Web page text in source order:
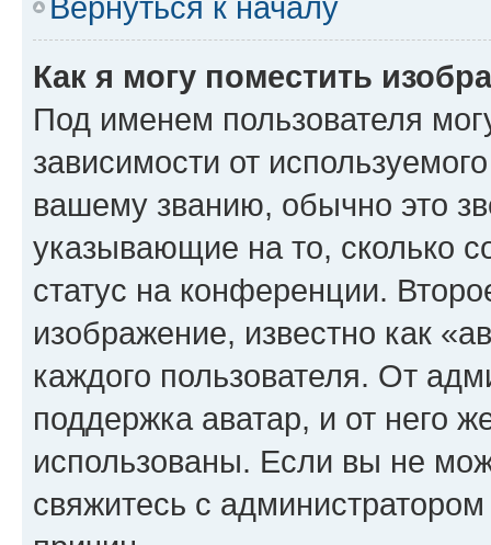
Как я могу поместить
Под именем пользователя
зависимости от
вашему званию, обычно это
указывающие на то, сколько
статус на конференции.
изображение, известно как
каждого пользователя. От
поддержка аватар, и от него
использованы. Если вы не
свяжитесь с